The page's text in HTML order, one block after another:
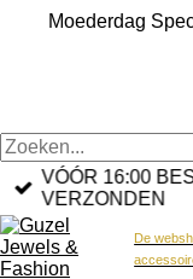
Moederdag
VÓÓR 16:00
VERZONDEN
De